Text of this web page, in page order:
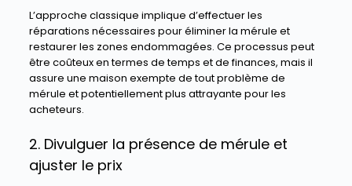
L’approche classique implique d’effectuer les
réparations nécessaires pour éliminer la mérule et
restaurer les zones endommagées. Ce processus peut
être coûteux en termes de temps et de finances, mais il
assure une maison exempte de tout problème de
mérule et potentiellement plus attrayante pour les
acheteurs.
2. Divulguer la présence de mérule et
ajuster le prix